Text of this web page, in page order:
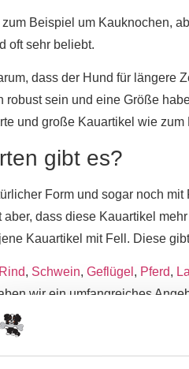
Beispiel um Kauknochen,
oft sehr beliebt.
dass der Hund für längere
robust sein und eine Größe
und große Kauartikel wie
gibt es?
Form und sogar noch
dass diese Kauartikel
Kauartikel mit Fell. Diese
Rind, Schwein, Geflügel , Pferd,
wir ein umfangreiches
in jedem Fall etwas
damit er lange Freude daran